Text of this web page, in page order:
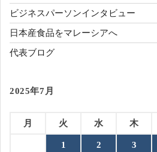
ビジネスパーソンインタビュー
日本産食品をマレーシアへ
代表ブログ
2025年7月
月 火 水 木
1 2 3